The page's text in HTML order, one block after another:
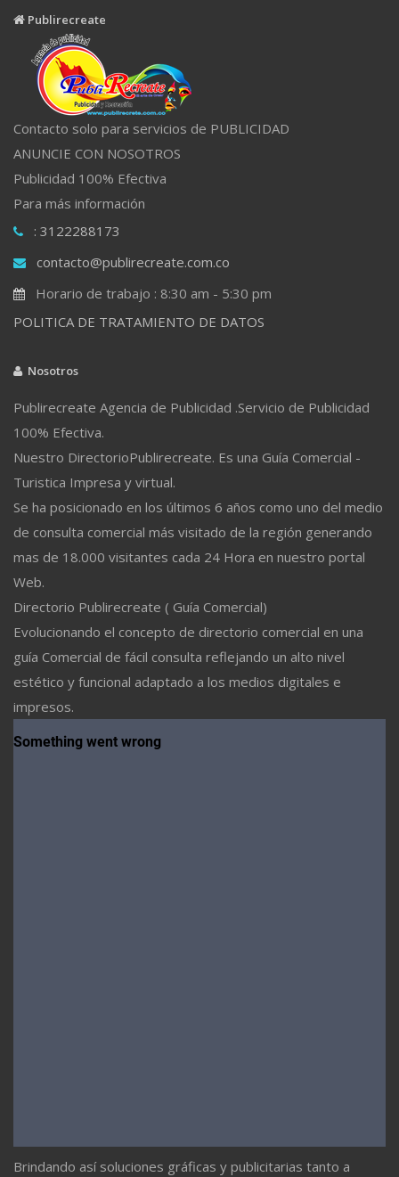
Publirecreate
Contacto solo para servicios de PUBLICIDAD
ANUNCIE CON NOSOTROS
Publicidad 100% Efectiva
Para más información
: 3122288173
contacto@publirecreate.com.co
Horario de trabajo : 8:30 am - 5:30 pm
POLITICA DE TRATAMIENTO DE DATOS
Nosotros
Publirecreate Agencia de Publicidad .Servicio de Publicidad
100% Efectiva.
Nuestro DirectorioPublirecreate. Es una Guía Comercial -
Turistica Impresa y virtual.
Se ha posicionado en los últimos 6 años como uno del medio
de consulta comercial más visitado de la región generando
mas de 18.000 visitantes cada 24 Hora en nuestro portal
Web.
Directorio Publirecreate ( Guía Comercial)
Evolucionando el concepto de directorio comercial en una
guía Comercial de fácil consulta reflejando un alto nivel
estético y funcional adaptado a los medios digitales e
impresos.
Brindando así soluciones gráficas y publicitarias tanto a